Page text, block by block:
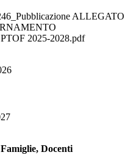
ALLEGATO
2025-2028.pdf
Docenti